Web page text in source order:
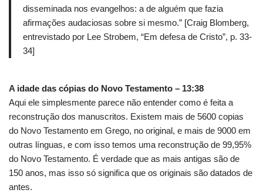
disseminada nos evangelhos: a de alguém que fazia
afirmações audaciosas sobre si mesmo.” [Craig Blomberg,
entrevistado por Lee Strobem, “Em defesa de Cristo”, p. 33-
34]
A idade das cópias do Novo Testamento – 13:38
Aqui ele simplesmente parece não entender como é feita a
reconstrução dos manuscritos. Existem mais de 5600 copias
do Novo Testamento em Grego, no original, e mais de 9000 em
outras línguas, e com isso temos uma reconstrução de 99,95%
do Novo Testamento. É verdade que as mais antigas são de
150 anos, mas isso só significa que os originais são datados de
antes.